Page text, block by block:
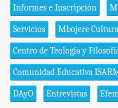
Informes e Inscripción
Servicios Mbojere
Centro de Teología y
Comunidad Educativa
DAyO Entrevistas